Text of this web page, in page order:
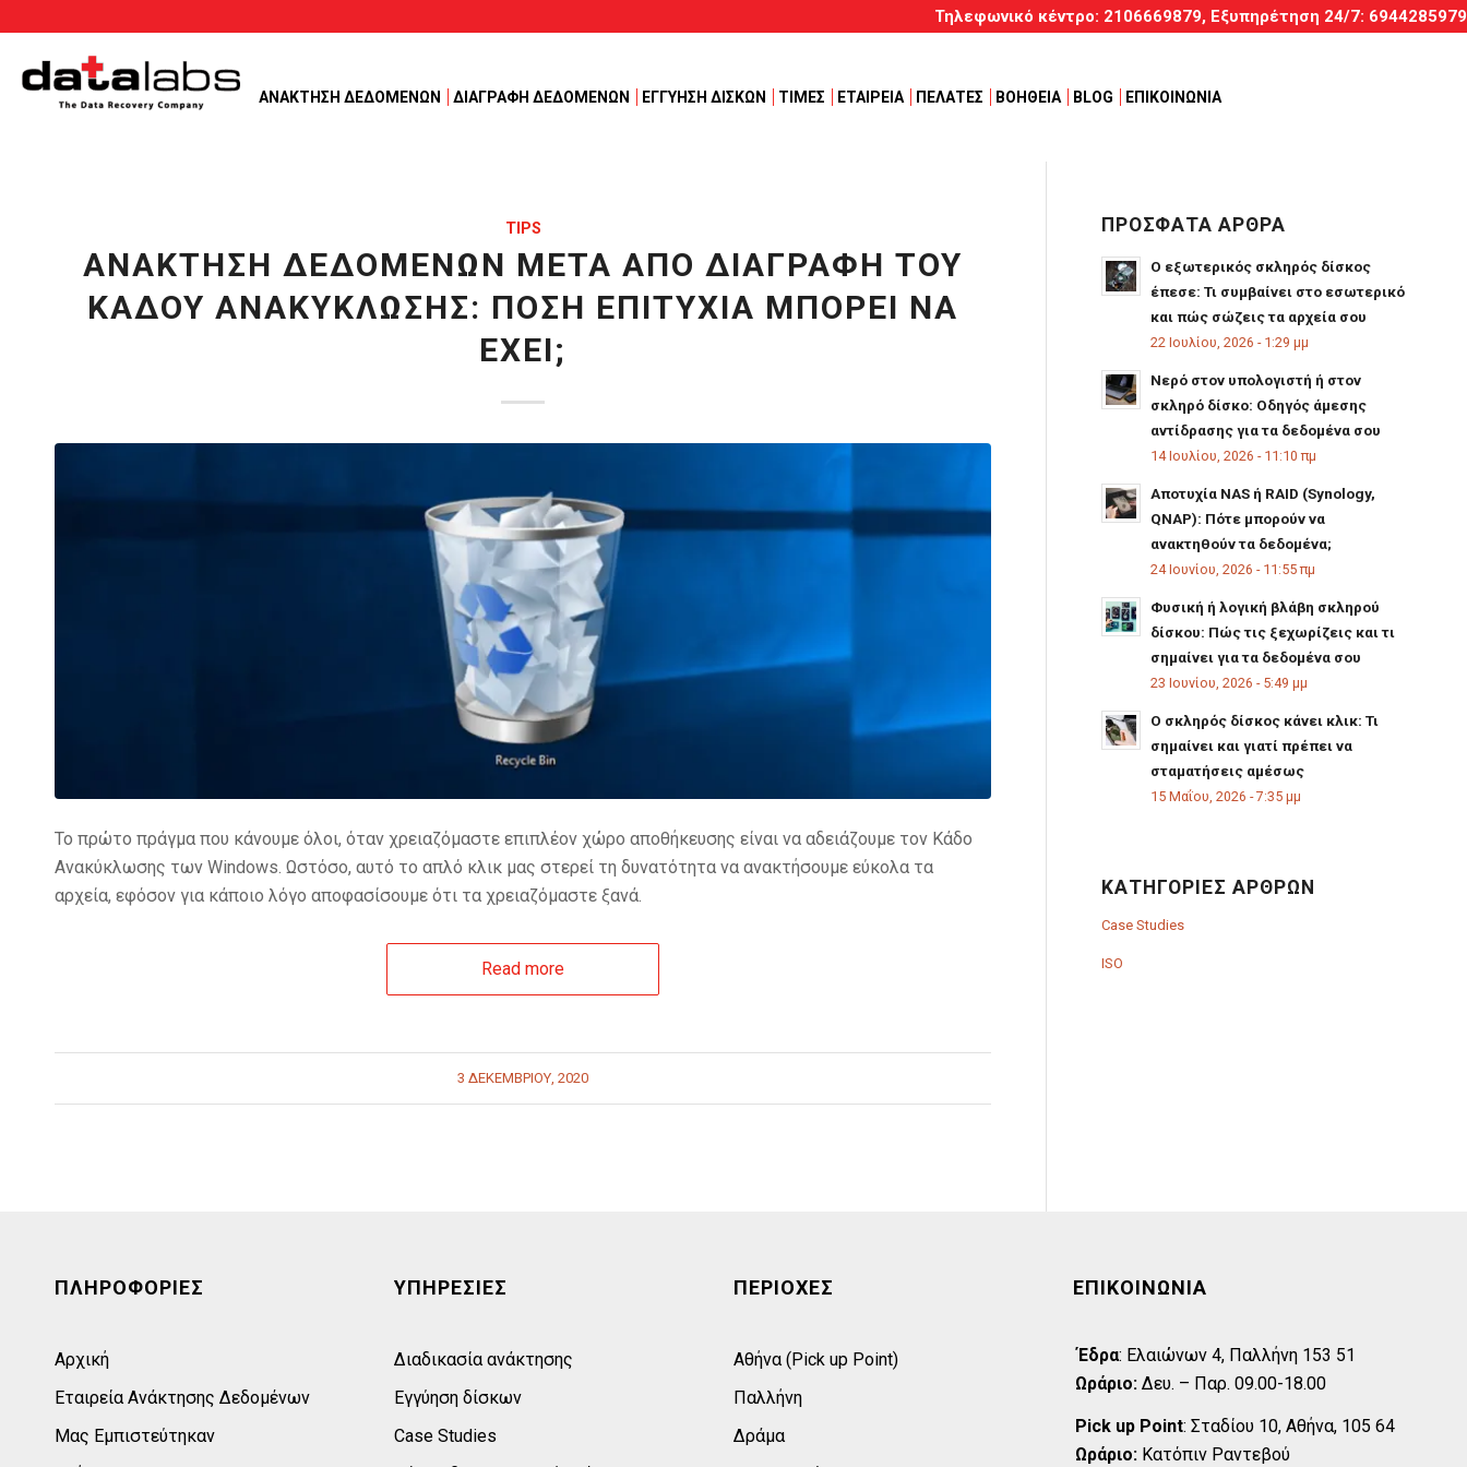
Τηλεφωνικό κέντρο: 2106669879, Εξυπηρέτηση 24/7: 6944285979
ΑΝΑΚΤΗΣΗ ΔΕΔΟΜΕΝΩΝ ΔΙΑΓΡΑΦΗ ΔΕΔΟΜΕΝΩΝ ΕΓΓΥΗΣΗ ΔΙΣΚΩΝ ΤΙΜΕΣ ΕΤΑΙΡΕΙΑ ΠΕΛΑΤΕΣ ΒΟΗΘΕΙΑ BLOG ΕΠΙΚΟΙΝΩΝΙΑ
TIPS
ΑΝΆΚΤΗΣΗ ΔΕΔΟΜΈΝΩΝ ΜΕΤΆ ΑΠΌ ΔΙΑΓΡΑΦΉ ΤΟΥ
ΚΆΔΟΥ ΑΝΑΚΎΚΛΩΣΗΣ: ΠΌΣΗ ΕΠΙΤΥΧΊΑ ΜΠΟΡΕΊ ΝΑ
ΈΧΕΙ;
Το πρώτο πράγμα που κάνουμε όλοι, όταν χρειαζόμαστε επιπλέον χώρο αποθήκευσης είναι να αδειάζουμε τον Κάδο
Ανακύκλωσης των Windows. Ωστόσο, αυτό το απλό κλικ μας στερεί τη δυνατότητα να ανακτήσουμε εύκολα τα
αρχεία, εφόσον για κάποιο λόγο αποφασίσουμε ότι τα χρειαζόμαστε ξανά.
Read more
3 ΔΕΚΕΜΒΡΊΟΥ, 2020
ΠΡΟΣΦΑΤΑ ΑΡΘΡΑ
Ο εξωτερικός σκληρός δίσκος
έπεσε: Τι συμβαίνει στο εσωτερικό
και πώς σώζεις τα αρχεία σου
22 Ιουλίου, 2026 - 1:29 μμ
Νερό στον υπολογιστή ή στον
σκληρό δίσκο: Οδηγός άμεσης
αντίδρασης για τα δεδομένα σου
14 Ιουλίου, 2026 - 11:10 πμ
Αποτυχία NAS ή RAID (Synology,
QNAP): Πότε μπορούν να
ανακτηθούν τα δεδομένα;
24 Ιουνίου, 2026 - 11:55 πμ
Φυσική ή λογική βλάβη σκληρού
δίσκου: Πώς τις ξεχωρίζεις και τι
σημαίνει για τα δεδομένα σου
23 Ιουνίου, 2026 - 5:49 μμ
Ο σκληρός δίσκος κάνει κλικ: Τι
σημαίνει και γιατί πρέπει να
σταματήσεις αμέσως
15 Μαΐου, 2026 - 7:35 μμ
ΚΑΤΗΓΟΡΊΕΣ ΆΡΘΡΩΝ
Case Studies
ISO
ΠΛΗΡΟΦΟΡΙΕΣ
Αρχική
Εταιρεία Ανάκτησης Δεδομένων
Μας Εμπιστεύτηκαν
ΥΠΗΡΕΣΙΕΣ
Διαδικασία ανάκτησης
Εγγύηση δίσκων
Case Studies
ΠΕΡΙΟΧΕΣ
Αθήνα (Pick up Point)
Παλλήνη
Δράμα
ΕΠΙΚΟΙΝΩΝΊΑ
Έδρα: Eλαιώνων 4, Παλλήνη 153 51
Ωράριο: Δευ. – Παρ. 09.00-18.00
Pick up Point: Σταδίου 10, Αθήνα, 105 64
Ωράριο: Κατόπιν Ραντεβού